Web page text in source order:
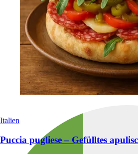
Italien
Puccia pugliese – Gefülltes